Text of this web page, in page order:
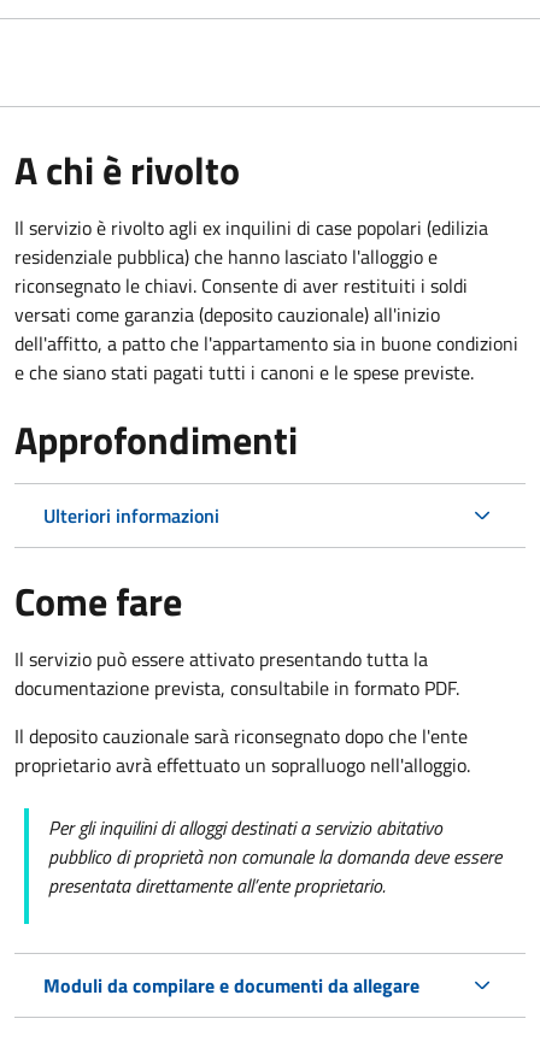
A chi è rivolto
Il servizio è rivolto agli ex inquilini di case popolari (edilizia
residenziale pubblica) che hanno lasciato l'alloggio e
riconsegnato le chiavi. Consente di aver restituiti i soldi
versati come garanzia (deposito cauzionale) all'inizio
dell'affitto, a patto che l'appartamento sia in buone condizioni
e che siano stati pagati tutti i canoni e le spese previste.
Approfondimenti
Ulteriori informazioni
Come fare
Il servizio può essere attivato presentando tutta la
documentazione prevista, consultabile in formato PDF.
Il deposito cauzionale sarà riconsegnato dopo che l'ente
proprietario avrà effettuato un sopralluogo nell'alloggio.
Per gli inquilini di alloggi destinati a servizio abitativo
pubblico di proprietà non comunale la domanda deve essere
presentata direttamente all’ente proprietario.
Moduli da compilare e documenti da allegare